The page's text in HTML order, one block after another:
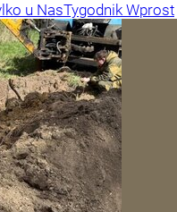
u NasTygodnik Wprost